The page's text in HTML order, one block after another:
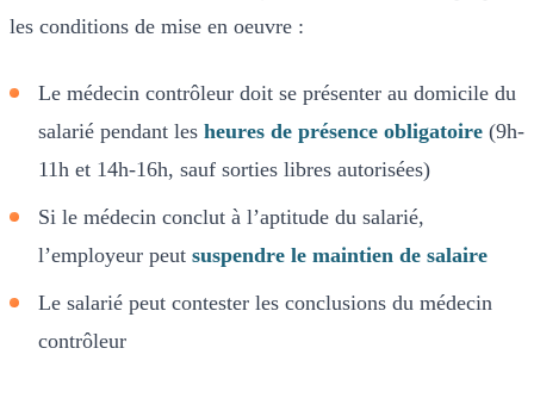
les conditions de mise en oeuvre :
Le médecin contrôleur doit se présenter au domicile du
salarié pendant les heures de présence obligatoire (9h-
11h et 14h-16h, sauf sorties libres autorisées)
Si le médecin conclut à l’aptitude du salarié,
l’employeur peut suspendre le maintien de salaire
Le salarié peut contester les conclusions du médecin
contrôleur